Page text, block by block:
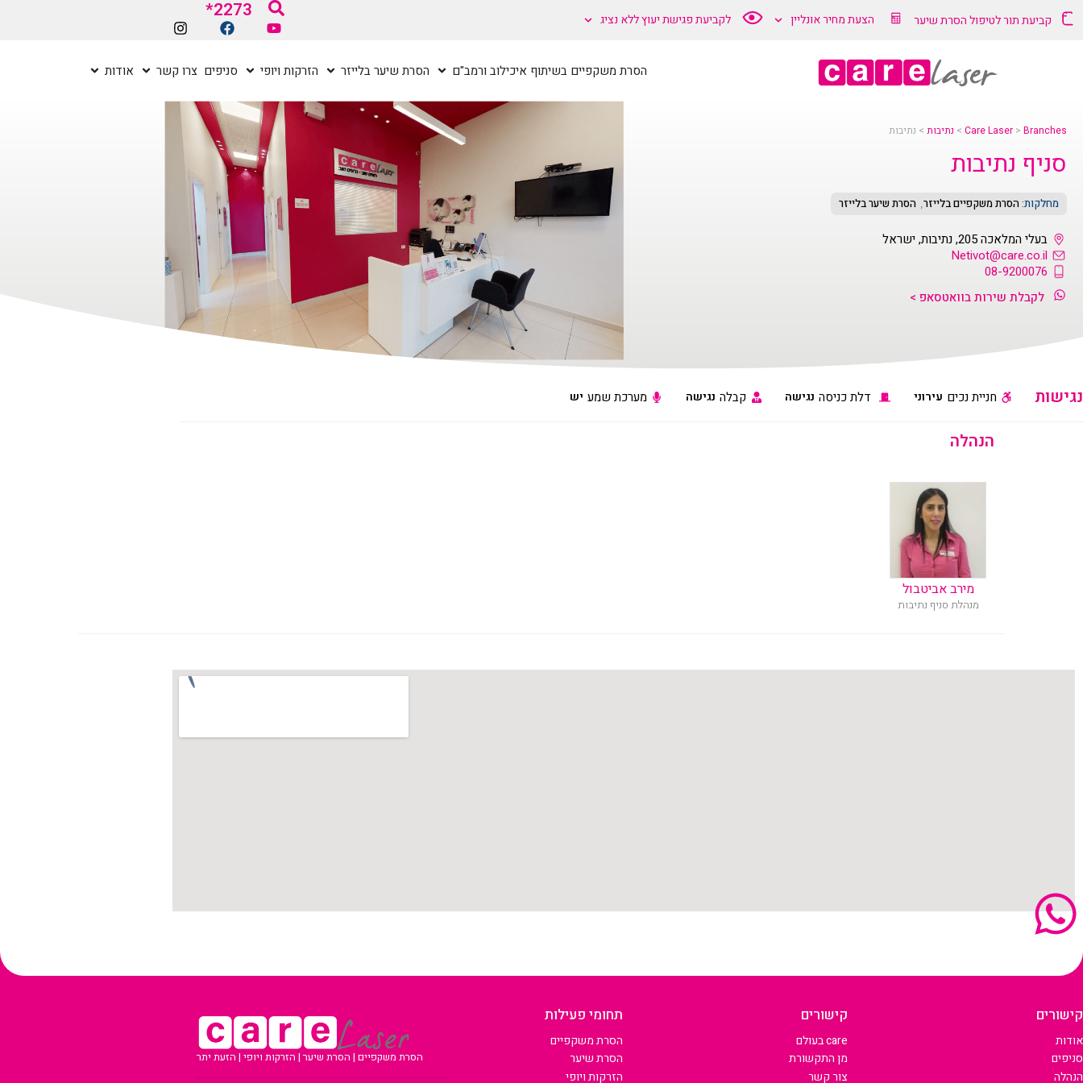
קביעת תור לטיפול הסרת שיער הצעת מחיר אונליין לקביעת פגישת יעוץ ללא נציג 2273*
הסרת משקפיים בשיתוף איכילוב ורמב"ם הסרת שיער בלייזר הזרקות ויופי סניפים צרו קשר אודות
Care Laser > Branches
> נתיבות > נתיבות
סניף נתיבות
מחלקות: הסרת משקפיים בלייזר הסרת שיער בלייזר
בעלי המלאכה 205, נתיבות, ישראל
Netivot@care.co.il
08-9200076
לקבלת שירות בוואטסאפ >
נגישות חניית נכים עירוני דלת כניסה נגישה קבלה נגישה מערכת שמע יש
הנהלה
מירב אביטבול
מנהלת סניף נתיבות
קישורים
אודות
סניפים
הנהלה
קישורים
care בעולם
מן התקשורת
צור קשר
תחומי פעילות
הסרת משקפיים
הסרת שיער
הזרקות ויופי
הסרת משקפיים | הסרת שיער | הזרקות ויופי | הזעת יתר